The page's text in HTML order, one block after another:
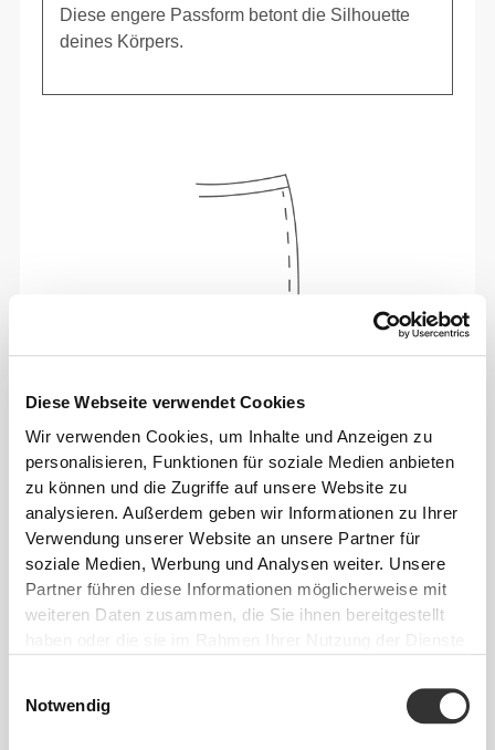
Diese Webseite verwendet Cookies
Wir verwenden Cookies, um Inhalte und Anzeigen zu
personalisieren, Funktionen für soziale Medien anbieten
zu können und die Zugriffe auf unsere Website zu
analysieren. Außerdem geben wir Informationen zu Ihrer
Verwendung unserer Website an unsere Partner für
soziale Medien, Werbung und Analysen weiter. Unsere
Partner führen diese Informationen möglicherweise mit
weiteren Daten zusammen, die Sie ihnen bereitgestellt
Notwendig
Diese engere Passform betont die Silhouette
deines Körpers.
Sich jeden Tag bequem und frei bewegen zu
können, das ist die Devise.